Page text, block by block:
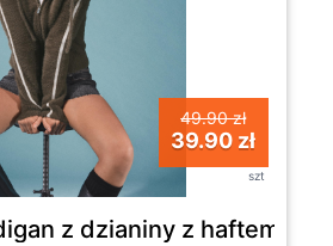
49.90 zł
39.90 zł
szt
z dzianiny z haftem i